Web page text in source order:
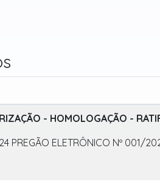
- HOMOLOGAÇÃO -
PREGÃO ELETRÔNICO Nº 001/